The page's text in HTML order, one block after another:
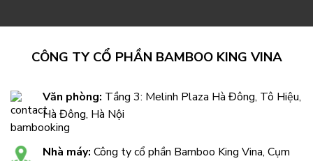
CÔNG TY CỔ PHẦN BAMBOO KING VINA
Văn phòng: Tầng 3: Melinh Plaza Hà Đông, Tô Hiệu,
Hà Đông, Hà Nội
Nhà máy: Công ty cổ phần Bamboo King Vina, Cụm